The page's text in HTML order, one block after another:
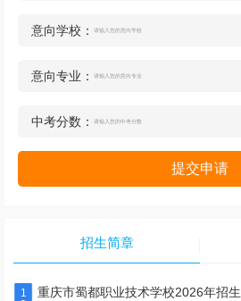
意向学校：
意向专业：
中考分数：
提交申请
招生简章
1 重庆市蜀都职业技术学校2026年招生